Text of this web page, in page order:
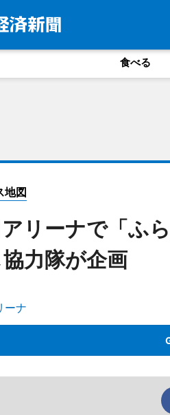
食べる
地図
アリーナで「ふ
力隊が企画
ーナ